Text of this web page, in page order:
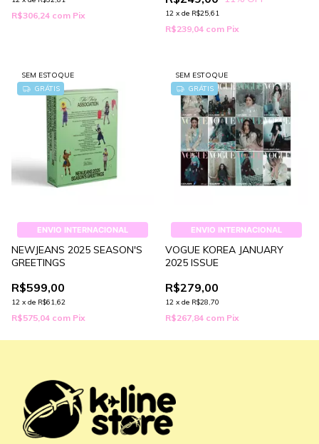
R$306,24 com Pix 12 x de R$25,61
R$239,04 com Pix
SEM ESTOQUE
GRÁTIS
ENVIO INTERNACIONAL
NEWJEANS 2025 SEASON'S
GREETINGS
R$599,00
12 x de R$61,62
R$575,04 com Pix
SEM ESTOQUE
GRÁTIS
ENVIO INTERNACIONAL
VOGUE KOREA JANUARY
2025 ISSUE
R$279,00
12 x de R$28,70
R$267,84 com Pix